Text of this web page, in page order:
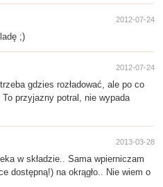
2012-07-24
;)
2012-07-24
gdzies rozładować, ale po co
przyjazny potral, nie wypada
2013-03-28
w składzie.. Sama wpierniczam
dostępną!) na okrągło.. Nie wiem o